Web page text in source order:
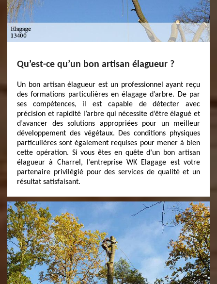
Qu’est-ce qu’un bon artisan élagueur ?
Un bon artisan élagueur est un professionnel ayant reçu
des formations particulières en élagage d’arbre. De par
ses compétences, il est capable de détecter avec
précision et rapidité l’arbre qui nécessite d’être élagué et
d’avancer des solutions appropriées pour un meilleur
développement des végétaux. Des conditions physiques
particulières sont également requises pour mener à bien
cette opération. Si vous êtes en quête d’un bon artisan
élagueur à Charrel, l’entreprise WK Elagage est votre
partenaire privilégié pour des services de qualité et un
résultat satisfaisant.